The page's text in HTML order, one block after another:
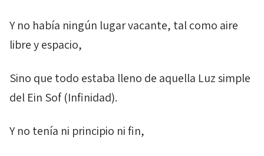
Y no había ningún lugar vacante, tal como aire
libre y espacio,
Sino que todo estaba lleno de aquella Luz simple
del Ein Sof(Infinidad).
Y no tenía ni principio ni fin,